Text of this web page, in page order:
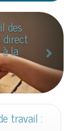
des
la
S
i
v
a
n
t
travail :